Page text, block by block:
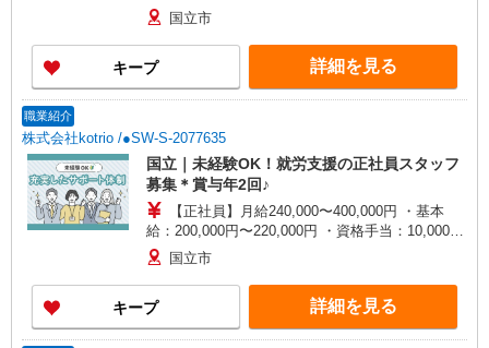
国立市
キープ 詳細を見る
職業紹介
株式会社kotrio /●SW-S-2077635
国立｜未経験OK！就労支援の正社員スタッフ
募集＊賞与年2回♪
【正社員】月給240,000〜400,000円 ・基本
給：200,000円〜220,000円 ・資格手当：10,000〜
30,000円 ・役職手当：10,000〜70,000円 ・処遇改
善手当：20,000〜60,000円（勤続年数、保有資格
により変動） ・固定残業手当：20,000円（10時
間） ※固定残業時間を超過する場合には超過勤務
手当として別途支給 下記資格をお持ちの方歓迎 ・
国立市
キープ 詳細を見る